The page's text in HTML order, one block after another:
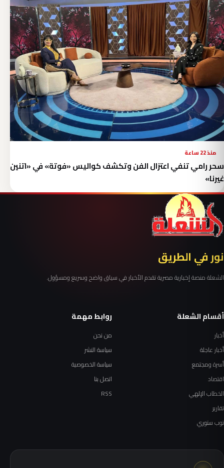
منذ 22 ساعة
سحر رامي تنفي اعتزال الفن وتكشف كواليس «فوتة» في «اتنين
غيرنا»
نور في الطريق
الشعلة منصة إخبارية مصرية تقدم الأخبار في سياق واضح وسريع ومسؤول.
أقسام الشعلة
أخبار
أخبار عاجلة
أسرة ومجتمع
اقتصاد
الخطاب الإلهي
تقارير
توب ستوري
روابط مهمة
من نحن
سياسة النشر
سياسة الخصوصية
اتصل بنا
RSS